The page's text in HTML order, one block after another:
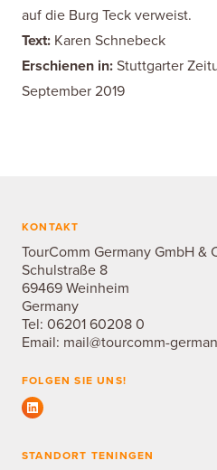
auf die Burg Teck verweist.
Text: Karen Schnebeck
Erschienen in: Stuttgarter
September 2019
KONTAKT
TourComm Germany GmbH &
Schulstraße 8
69469 Weinheim
Germany
Tel: 06201 60208 0
Email: mail@tourcomm-
FOLGEN SIE UNS!
STANDORT TENINGEN